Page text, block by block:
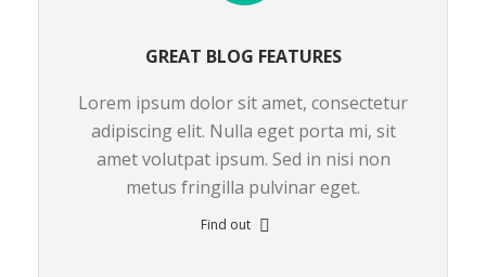
GREAT BLOG FEATURES
Lorem ipsum dolor sit amet, consectetur
adipiscing elit. Nulla eget porta mi, sit
amet volutpat ipsum. Sed in nisi non
metus fringilla pulvinar eget.
Find out